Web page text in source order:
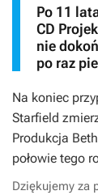
Po 11
CD
nie
po raz
Na koniec
Starfield
Produkcja
połowie tego
Dziękujemy za